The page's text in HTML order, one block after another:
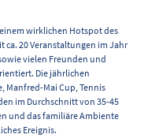
wirklichen Hotspot des
ca. 20 Veranstaltungen im Jahr
vielen Freunden und
Die jährlichen
Manfred-Mai Cup, Tennis
im Durchschnitt von 35-45
und das familiäre Ambiente
Ereignis.